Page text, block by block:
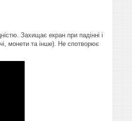
Захищає екран при падінні і
монети та інше). Не спотворює